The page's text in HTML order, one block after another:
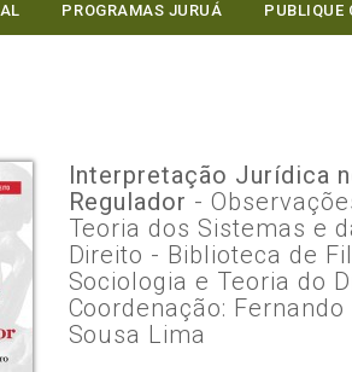
PROGRAMAS JURUÁ PUBLIQUE
Interpretação Jurídica
Regulador -
Teoria dos Sistemas e
Direito - Biblioteca de
Sociologia e Teoria do
Coordenação: Fernando
Sousa Lima